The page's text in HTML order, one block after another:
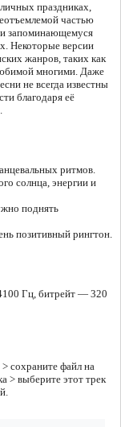
праздниках,
частью
и запоминающемуся
Некоторые версии
жанров, таких как
многими. Даже
не всегда известны
благодаря её
ритмов.
солнца, энергии и
поднять
позитивный рингтон.
Гц, битрейт — 320
сохраните файл на
> выберите этот трек